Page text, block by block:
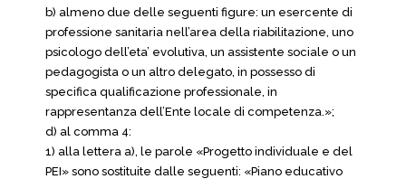
b) almeno due delle seguenti figure: un esercente di
professione sanitaria nell’area della riabilitazione, uno
psicologo dell’eta’ evolutiva, un assistente sociale o un
pedagogista o un altro delegato, in possesso di
specifica qualificazione professionale, in
rappresentanza dell’Ente locale di competenza.»;
d) al comma 4:
1) alla lettera a), le parole «Progetto individuale e del
PEI» sono sostituite dalle seguenti: «Piano educativo